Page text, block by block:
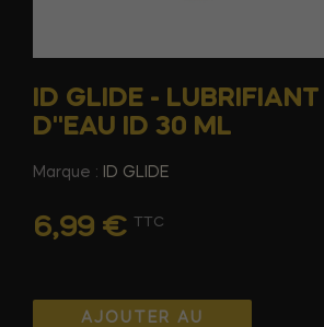
ID GLIDE -
D''EAU ID 30 ML
Marque : ID GLIDE
6,99 € TTC
AJOUTER AU